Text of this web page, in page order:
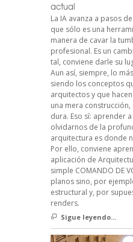
actual
La IA avanza a pasos
que sólo es una
manera de cavar la
profesional. Es un
tal, conviene darle su
Aun así, siempre, lo
siendo los conceptos
arquitectos y que
una mera
dura. Eso sí: aprender
olvidarnos de la
arquitectura es donde
Por ello, conviene
aplicación de
simple COMANDO DE
planos sino, por
estructural y, por
renders.
Sigue leyendo...